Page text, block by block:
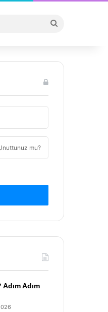
...
mu?
Adım Adım